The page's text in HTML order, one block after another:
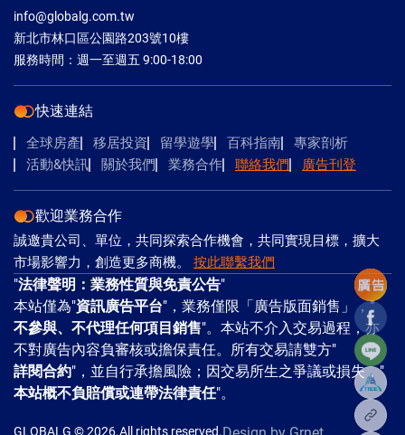
Line
複製
info@globalg.com.tw
新北市林口區公園路203號10樓
服務時間：週一至週五 9:00-18:00
快速連結
全球房產 移居投資 留學遊學 百科指南
專家剖析
活動&快訊
關於我們 業務合作 聯絡我們 廣告刊登
歡迎業務合作
誠邀貴公司、單位，共同探索合作機會，共同實現目標，擴大
市場影響力，創造更多商機。 按此聯繫我們
"法律聲明：業務性質與免責公告"
本站僅為"資訊廣告平台"，業務僅限「廣告版面銷售」，"
不參與、不代理任何項目銷售"。本站不介入交易過程，亦
不對廣告內容負審核或擔保責任。所有交易請雙方"
詳閱合約"，並自行承擔風險；因交易所生之爭議或損失，"
本站概不負賠償或連帶法律責任"。
GLOBALG © 2026.All rights reserved.